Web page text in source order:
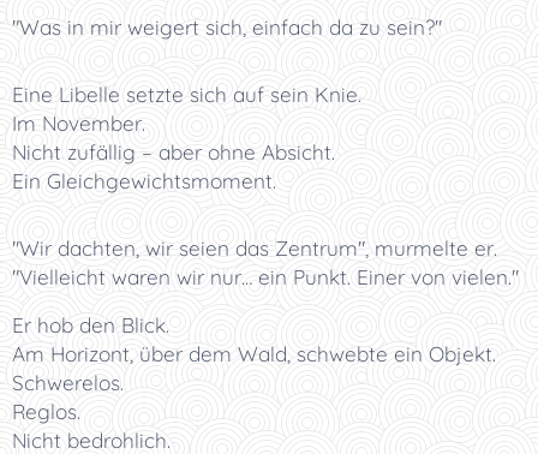
"Was in mir weigert sich, einfach da zu sein?"
Eine Libelle setzte sich auf sein Knie.
Im November.
Nicht zufällig – aber ohne Absicht.
Ein Gleichgewichtsmoment.
"Wir dachten, wir seien das Zentrum", murmelte er.
"Vielleicht waren wir nur… ein Punkt. Einer von vielen."
Er hob den Blick.
Am Horizont, über dem Wald, schwebte ein Objekt.
Schwerelos.
Reglos.
Nicht bedrohlich.